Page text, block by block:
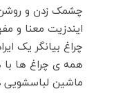
چشمک زدن و
ایندزیت معنا و
چراغ بیانگر یک
همه ی چراغ ها
ماشین